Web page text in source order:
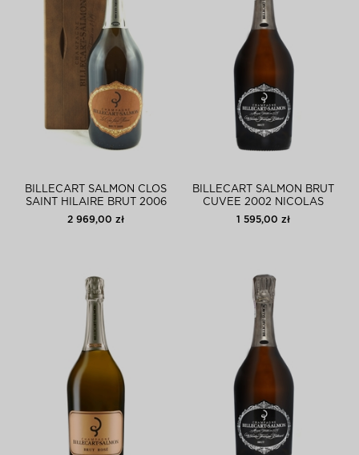
BILLECART SALMON CLOS
SAINT HILAIRE BRUT 2006
2 969,00 zł
BILLECART SALMON BRUT
CUVEE 2002 NICOLAS
FRANCOIS
1 595,00 zł